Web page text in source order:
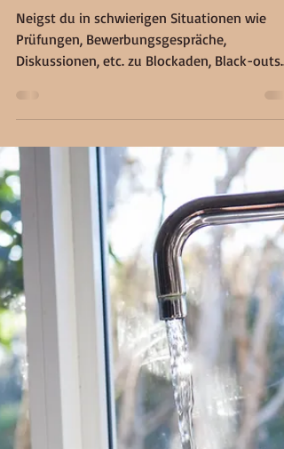
1. Jan. 2022
3 Min. Lesezeit
Über den Umgang mit Ängsten
und Blockaden
Neigst du in schwierigen Situationen wie
Prüfungen, Bewerbungsgespräche,
Diskussionen, etc. zu Blockaden, Black-outs
oder sonstigen...